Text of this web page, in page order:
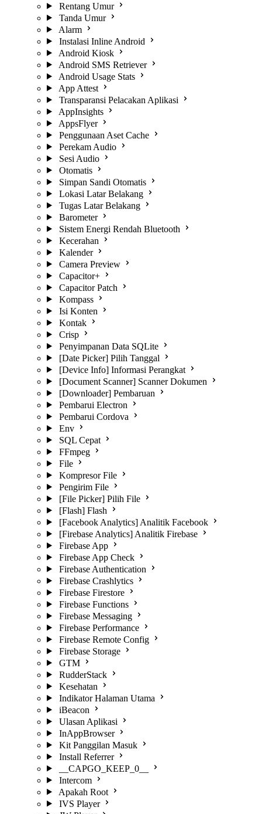
Rentang Umur
Tanda Umur
Alarm
Instalasi Inline Android
Android Kiosk
Android SMS Retriever
Android Usage Stats
App Attest
Transparansi Pelacakan Aplikasi
AppInsights
AppsFlyer
Penggunaan Aset Cache
Perekam Audio
Sesi Audio
Otomatis
Simpan Sandi Otomatis
Lokasi Latar Belakang
Tugas Latar Belakang
Barometer
Sistem Energi Rendah Bluetooth
Kecerahan
Kalender
Camera Preview
Capacitor+
Capacitor Patch
Kompass
Isi Konten
Kontak
Crisp
Penyimpanan Data SQLite
[Date Picker] Pilih Tanggal
[Device Info] Informasi Perangkat
[Document Scanner] Scanner Dokumen
[Downloader] Pembaruan
Pembarui Electron
Pembarui Cordova
Env
SQL Cepat
FFmpeg
File
Kompresor File
Pengirim File
[File Picker] Pilih File
[Flash] Flash
[Facebook Analytics] Analitik Facebook
[Firebase Analytics] Analitik Firebase
Firebase App
Firebase App Check
Firebase Authentication
Firebase Crashlytics
Firebase Firestore
Firebase Functions
Firebase Messaging
Firebase Performance
Firebase Remote Config
Firebase Storage
GTM
RudderStack
Kesehatan
Indikator Halaman Utama
iBeacon
Ulasan Aplikasi
InAppBrowser
Kit Panggilan Masuk
Install Referrer
__CAPGO_KEEP_0__
Intercom
Apakah Root
IVS Player